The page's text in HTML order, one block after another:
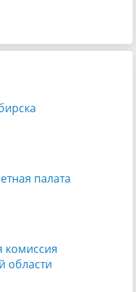
палата
комиссия
области